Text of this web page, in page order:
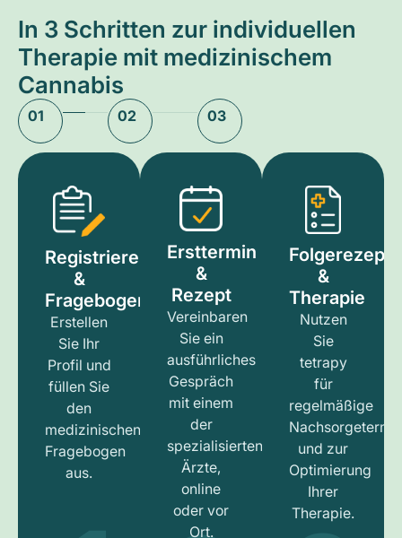
In 3 Schritten zur individuellen
Therapie mit medizinischem
Cannabis
01 02 03
Registrieren
&
Fragebogen
Erstellen
Sie Ihr
Profil und
füllen Sie
den
medizinischen
Fragebogen
aus.
Ersttermin
&
Rezept
Vereinbaren
Sie ein
ausführliches
Gespräch
mit einem
der
spezialisierten
Ärzte,
online
oder vor
Ort.
Folgerezept
&
Therapie
Nutzen
Sie
tetrapy
für
regelmäßige
und zur
Optimierung
Ihrer
Therapie.